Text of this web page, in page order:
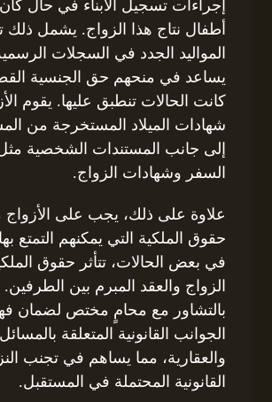
إجراءات تسجيل الأبناء في حال
أطفال نتاج هذا الزواج. يشمل
المواليد الجدد في السجلات
يساعد في منحهم حق الجنسية
كانت الحالات تنطبق عليها. يقوم
شهادات الميلاد المستخرجة من
إلى جانب المستندات الشخصية
السفر وشهادات الزواج.
علاوة على ذلك، يجب على الأزواج
حقوق الملكية التي يمكنهم التمتع
في بعض الحالات، تتأثر حقوق
الزواج والعقد المبرم بين
بالتشاور مع محامٍ مختص لضمان
الجوانب القانونية المتعلقة بالمسائل
والعقارية، مما يساهم في تجنب
القانونية المحتملة في المستقبل.